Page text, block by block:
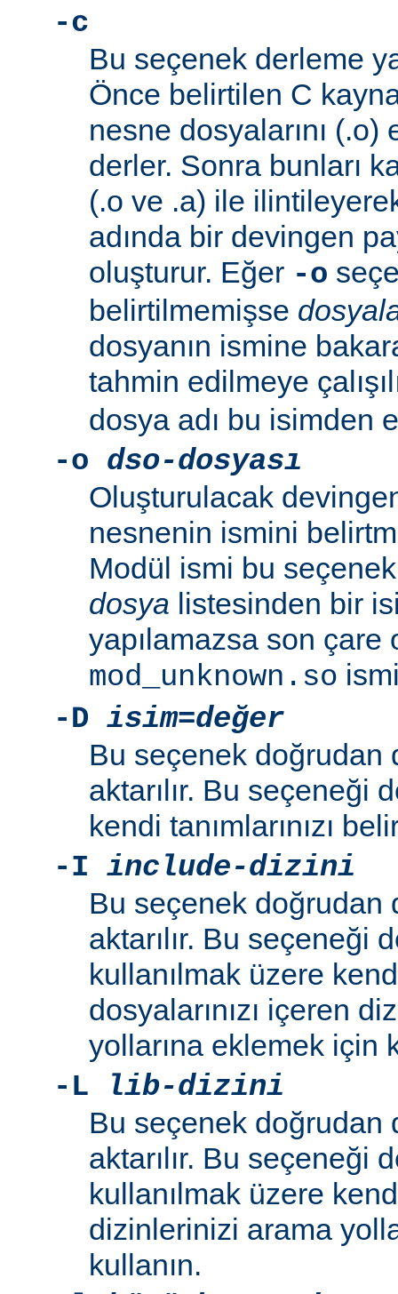
-c
Bu seçenek derleme
Önce belirtilen C
nesne dosyalarını
derler. Sonra bunları
(.o ve .a) ile
adında bir devingen
oluşturur. Eğer -o
belirtilmemişse
dosyanın ismine
tahmin edilmeye
dosya adı bu isimden
-o dso-dosyası
Oluşturulacak
nesnenin ismini
Modül ismi bu
dosya listesinden bir
yapılamazsa son çare
mod_unknown.so
-D isim=değer
Bu seçenek doğrudan
aktarılır. Bu seçeneği
kendi tanımlarınızı
-I include-dizini
Bu seçenek doğrudan
aktarılır. Bu seçeneği
kullanılmak üzere
dosyalarınızı içeren
yollarına eklemek için
-L
lib-dizini
Bu seçenek doğrudan
aktarılır. Bu seçeneği
kullanılmak üzere
dizinlerinizi arama
kullanın.